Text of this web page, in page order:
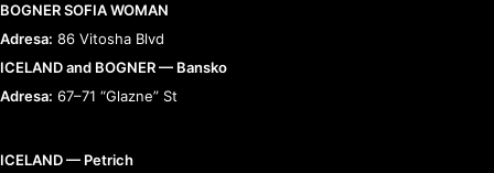
BOGNER SOFIA WOMAN
Adresa: 86 Vitosha Blvd
ICELAND and BOGNER — Bansko
Adresa: 67–71 “Glazne” St
ICELAND — Petrich